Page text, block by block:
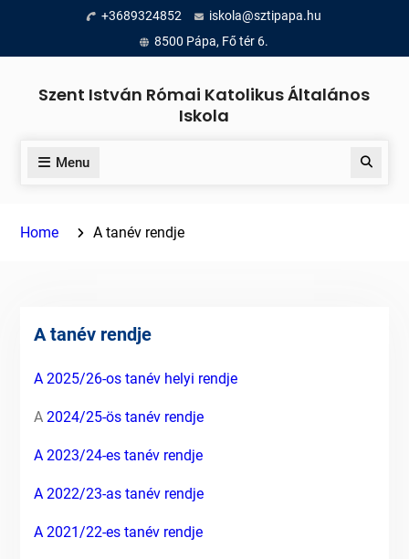
content
+3689324852
iskola@sztipapa.hu
8500 Pápa, Fő tér 6.
Szent István Római Katolikus Általános
Iskola
Menu Search
Home A tanév rendje
A tanév rendje
A 2025/26-os tanév helyi rendje
A2024/25-ös tanév rendje
A 2023/24-es tanév rendje
A 2022/23-as tanév rendje
A 2021/22-es tanév rendje